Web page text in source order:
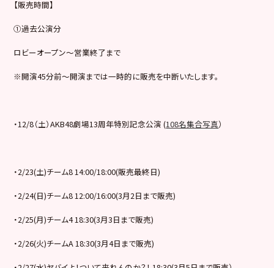
【販売時間】
①過去公演分
ロビーオープン～営業終了まで
※開演45分前～開演までは一時的に販売を中断いたします。
・12/8（土）AKB48劇場13周年特別記念公演 (108名集合写真）
・2/23(土)チーム8 14:00/18:00(販売最終日)
・2/24(日)チーム8 12:00/16:00(3月2日まで販売)
・2/25(月)チーム4 18:30(3月3日まで販売)
・2/26(火)チームA 18:30(3月4日まで販売)